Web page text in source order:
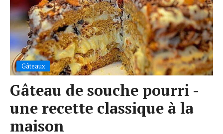
Gâteaux
Gâteau de souche pourri -
une recette classique à la
maison